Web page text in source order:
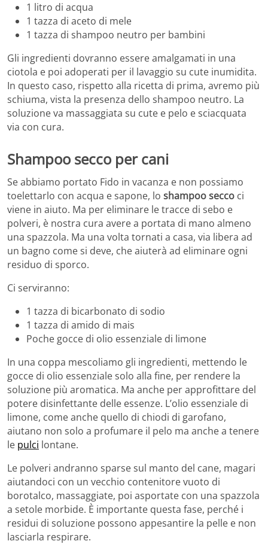
1 litro di acqua
1 tazza di aceto di mele
1 tazza di shampoo neutro per bambini
Gli ingredienti dovranno essere amalgamati in una
ciotola e poi adoperati per il lavaggio su cute inumidita.
In questo caso, rispetto alla ricetta di prima, avremo più
schiuma, vista la presenza dello shampoo neutro. La
soluzione va massaggiata su cute e pelo e sciacquata
via con cura.
Shampoo secco per cani
Se abbiamo portato Fido in vacanza e non possiamo
toelettarlo con acqua e sapone, lo shampoo secco ci
viene in aiuto. Ma per eliminare le tracce di sebo e
polveri, è nostra cura avere a portata di mano almeno
una spazzola. Ma una volta tornati a casa, via libera ad
un bagno come si deve, che aiuterà ad eliminare ogni
residuo di sporco.
Ci serviranno:
1 tazza di bicarbonato di sodio
1 tazza di amido di mais
Poche gocce di olio essenziale di limone
In una coppa mescoliamo gli ingredienti, mettendo le
gocce di olio essenziale solo alla fine, per rendere la
soluzione più aromatica. Ma anche per approfittare del
potere disinfettante delle essenze. L’olio essenziale di
limone, come anche quello di chiodi di garofano,
aiutano non solo a profumare il pelo ma anche a tenere
le pulci lontane.
Le polveri andranno sparse sul manto del cane, magari
aiutandoci con un vecchio contenitore vuoto di
borotalco, massaggiate, poi asportate con una spazzola
a setole morbide. È importante questa fase, perché i
residui di soluzione possono appesantire la pelle e non
lasciarla respirare.